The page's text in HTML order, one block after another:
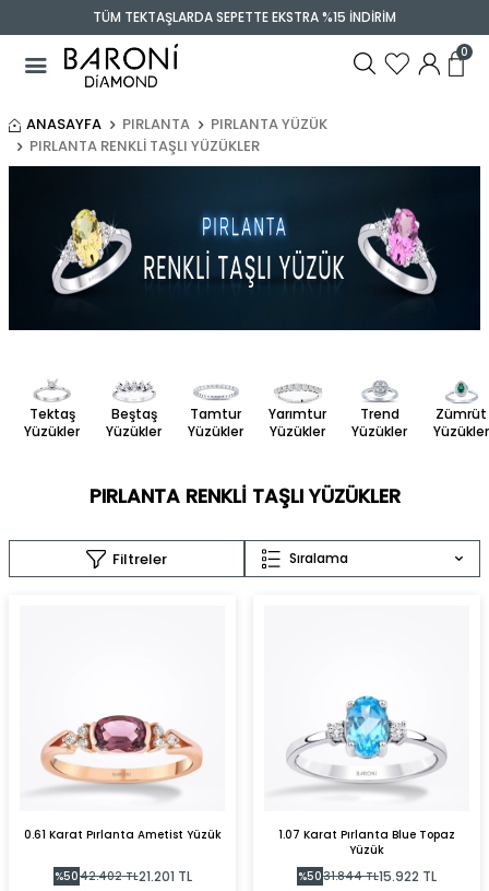
TÜM TEKTAŞLARDA SEPETTE EKSTRA %15 İNDİRİM
0
ANASAYFA PIRLANTA
PIRLANTA YÜZÜK
PIRLANTA RENKLI TAŞLI YÜZÜKLER
Tektaş
Yüzükler
Beştaş
Yüzükler
Tamtur
Yüzükler
Yarımtur
Yüzükler
Trend
Yüzükler
Zümrüt
Yüzükler
PIRLANTA RENKLI TAŞLI YÜZÜKLER
Filtreler Sıralama
0.61 Karat Pırlanta Ametist Yüzük
%5042.402TL21.201 TL
1.07 Karat Pırlanta Blue Topaz
Yüzük
%5031.844TL15.922 TL